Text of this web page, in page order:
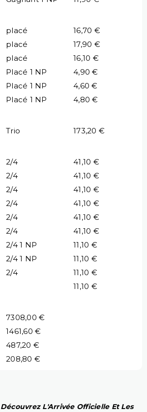
placé
16,70 €
placé
17,90 €
placé
16,10 €
Placé 1 NP
4,90 €
Placé 1 NP
4,60 €
Placé 1 NP
4,80 €
Trio
173,20 €
2/4
41,10 €
2/4
41,10 €
2/4
41,10 €
2/4
41,10 €
2/4
41,10 €
2/4
41,10 €
2/4 1 NP
11,10 €
2/4 1 NP
11,10 €
2/4
11,10 €
11,10 €
7308,00 €
1461,60 €
487,20 €
208,80 €
L'Arrivée Officielle Et Les